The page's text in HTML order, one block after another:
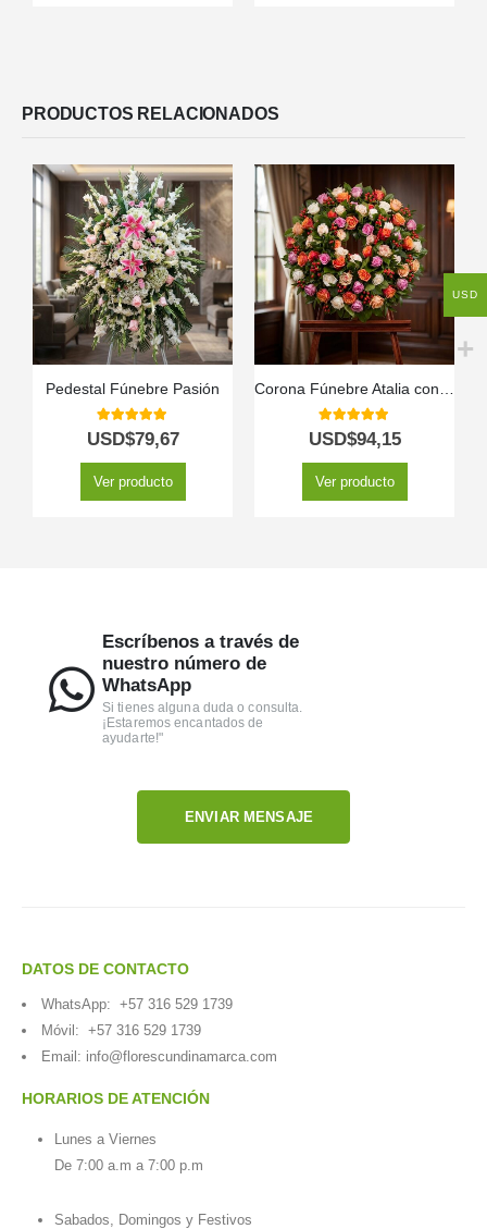
PRODUCTOS RELACIONADOS
Pedestal Fúnebre Pasión
5.00out of 5
USD$79,67
Ver producto
Corona Fúnebre Atalia con Rosas Blancas para Condolencias 🕊️
5.00out of 5
USD$94,15
Ver producto
Escríbenos a través de
nuestro número de
WhatsApp
Si tienes alguna duda o consulta.
¡Estaremos encantados de
ayudarte!"
ENVIAR MENSAJE
DATOS DE CONTACTO
WhatsApp: +57 316 529 1739
Móvil: +57 316 529 1739
Email: info@florescundinamarca.com
HORARIOS DE ATENCIÓN
Lunes a Viernes
De 7:00 a.m a 7:00 p.m
Sabados, Domingos y Festivos
USD